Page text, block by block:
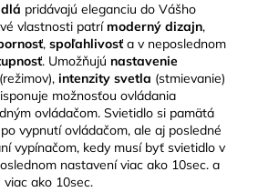
pridávajú eleganciu do Vášho
vlastnosti patrímoderný dizajn,
, spoľahlivosť a v neposlednom
. Umožňujú nastavenie
(režimov), intenzity svetla (stmievanie)
možnosťou ovládania
ovládačom. Svietidlo si pamätá
vypnutí ovládačom, ale aj posledné
vypínačom, kedy musí byť svietidlo v
nastavení viac ako 10sec. a
ako 10sec.